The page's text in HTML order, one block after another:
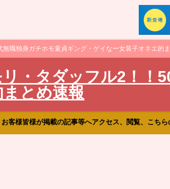
無職独身ガチホモ童貞ギング・ゲイなー女装子オネエ的
・タダッフル2！！
とめ速報
客様皆様が掲載の記事等へアクセス、閲覧、こち